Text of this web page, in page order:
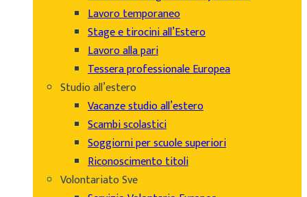
Lavoro temporaneo
Stage e tirocini all’Estero
Lavoro alla pari
Tessera professionale Europea
Studio all’estero
Vacanze studio all’estero
Scambi scolastici
Soggiorni per scuole superiori
Riconoscimento titoli
Volontariato Sve